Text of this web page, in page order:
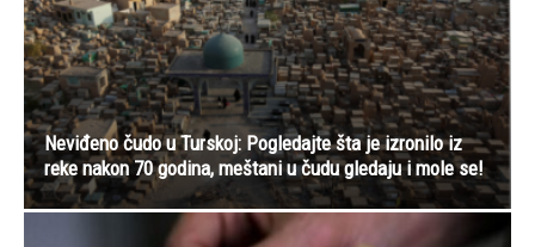
Neviđeno čudo u Turskoj: Pogledajte šta je izronilo iz
reke nakon 70 godina, meštani u čudu gledaju i mole se!